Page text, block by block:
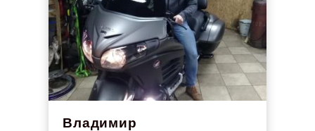
Владимир